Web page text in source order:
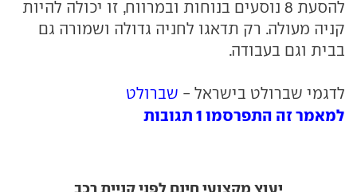
להסעת 8 נוסעים בנוחות ובמרווח, זו יכולה להיות
קניה מעולה. רק תדאגו לחניה גדולה ושמורה גם
בבית וגם בעבודה.
לדגמי שברולט בישראל - שברולט
למאמר זה התפרסמו 1 תגובות